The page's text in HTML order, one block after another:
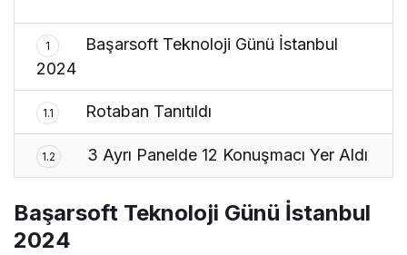
1
Başarsoft Teknoloji Günü İstanbul
2024
1.1 Rotaban Tanıtıldı
1.2 3 Ayrı Panelde 12 Konuşmacı Yer Aldı
Başarsoft Teknoloji Günü İstanbul
2024